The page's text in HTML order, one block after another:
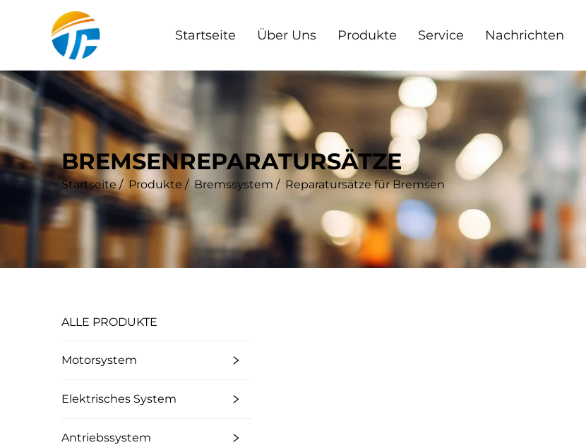
Startseite Über Uns Produkte Service Nachrichten
BREMSENREPARATURSÄTZE
Startseite/ Produkte / Bremssystem / Reparatursätze für Bremsen
ALLE PRODUKTE
Motorsystem
Elektrisches System
Antriebssystem